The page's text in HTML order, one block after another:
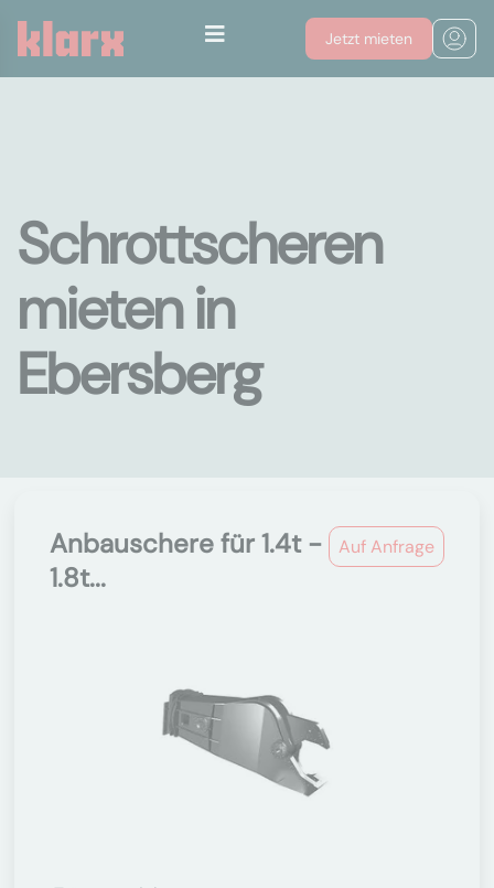
Jetzt mieten
Schrottscheren
mieten in
Ebersberg
Auf Anfrage
Anbauschere für 1.4t -
1.8t...